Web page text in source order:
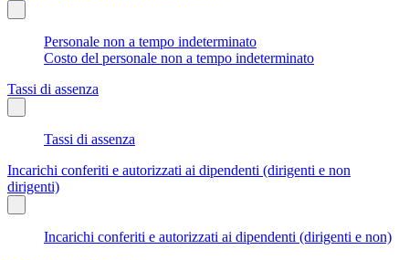
Personale non a tempo indeterminato
Costo del personale non a tempo indeterminato
Tassi di assenza
Tassi di assenza
Incarichi conferiti e autorizzati ai dipendenti (dirigenti e non
dirigenti)
Incarichi conferiti e autorizzati ai dipendenti (dirigenti e non)